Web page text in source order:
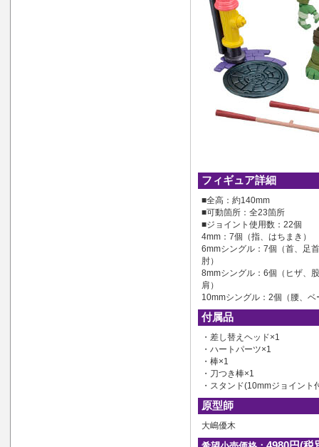
フィギュア詳細
■全高：約140mm
■可動箇所：全23箇所
■ジョイント使用数：22個
4mm：7個（指、はちまき）
6mmシングル：7個（首、足
肘）
8mmシングル：6個（ヒザ、
肩）
10mmシングル：2個（腰、ベ
付属品
・差し替えヘッド×1
・ハートパーツ×1
・棒×1
・刀つき棒×1
・スタンド(10mmジョイント
原型師
大嶋優木